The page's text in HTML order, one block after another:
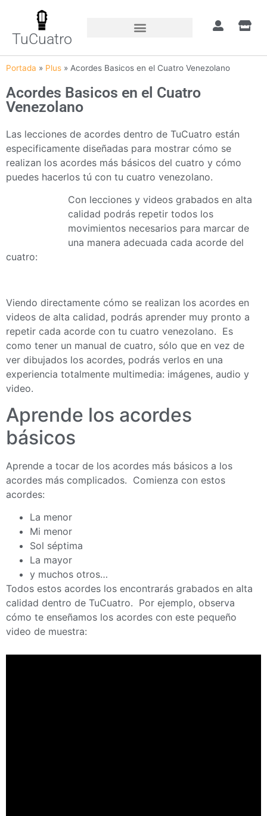
TuCuatro
Portada » Plus » Acordes Basicos en el Cuatro Venezolano
Acordes Basicos en el Cuatro
Venezolano
Las lecciones de acordes dentro de TuCuatro están
especificamente diseñadas para mostrar cómo se
realizan los acordes más básicos del cuatro y cómo
puedes hacerlos tú con tu cuatro venezolano.
Con lecciones y videos grabados en alta
calidad podrás repetir todos los
movimientos necesarios para marcar de
una manera adecuada cada acorde del
cuatro:
Viendo directamente cómo se realizan los acordes en
videos de alta calidad, podrás aprender muy pronto a
repetir cada acorde con tu cuatro venezolano. Es
como tener un manual de cuatro, sólo que en vez de
ver dibujados los acordes, podrás verlos en una
experiencia totalmente multimedia: imágenes, audio y
video.
Aprende los acordes
básicos
Aprende a tocar de los acordes más básicos a los
acordes más complicados. Comienza con estos
acordes:
La menor
Mi menor
Sol séptima
La mayor
y muchos otros…
Todos estos acordes los encontrarás grabados en alta
calidad dentro de TuCuatro. Por ejemplo, observa
cómo te enseñamos los acordes con este pequeño
video de muestra: